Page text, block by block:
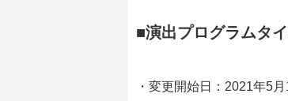
■演出プログラムタ
・変更開始日：2021年5